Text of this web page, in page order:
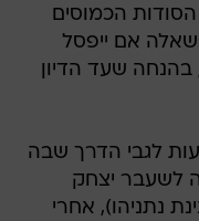
הסודות הכמוסים
אם ייפסל
שעד הדיון
לגבי הדרך שבה
לשעבר יצחק
נתניהו), אחרי